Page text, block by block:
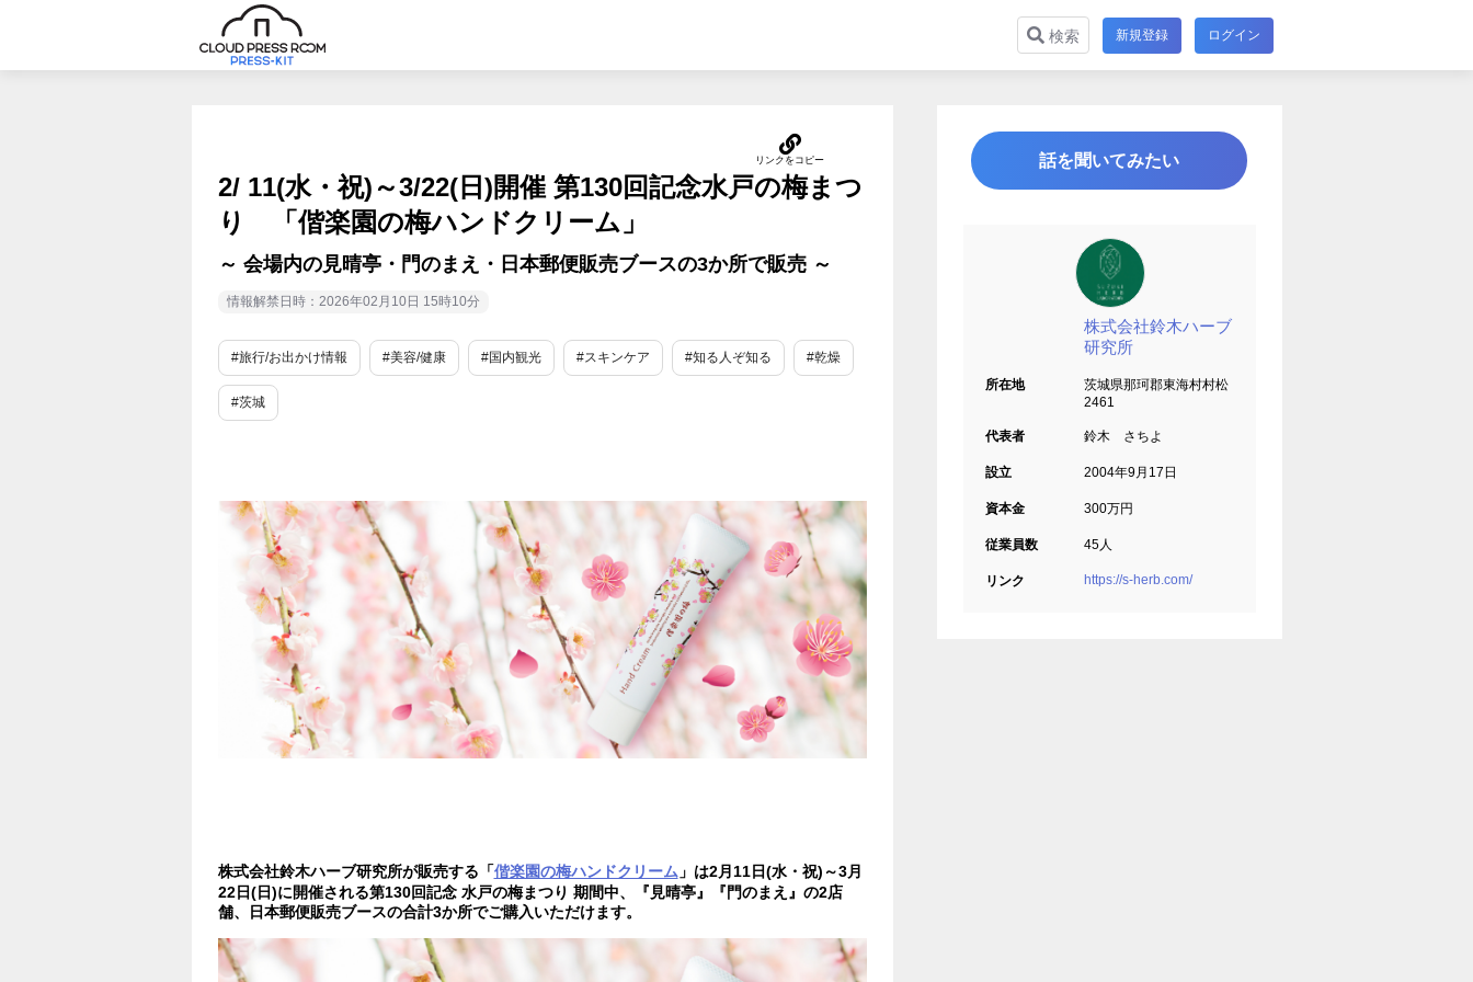
検索 新規登録 ログイン
2/ 11(水・祝)～3/22(日)開催 第130回記念水戸の梅まつ
り 「偕楽園の梅ハンドクリーム」
～ 会場内の見晴亭・門のまえ・日本郵便販売ブースの3か所で販売 ～
情報解禁日時：2026年02月10日 15時10分
#旅行/お出かけ情報 #美容/健康 #国内観光 #スキンケア #知る人ぞ知る #乾燥
#茨城
株式会社鈴木ハーブ研究所が販売する「 偕楽園の梅ハンドクリーム」は2月11日(水・祝)～3月
22日(日)に開催される第130回記念 水戸の梅まつり 期間中、『見晴亭』『門のまえ』の2店
舗、日本郵便販売ブースの合計3か所でご購入いただけます。
話を聞いてみたい
株式会社鈴木ハーブ
研究所
所在地
茨城県那珂郡東海村村松
2461
代表者 鈴木 さちよ
設立 2004年9月17日
資本金 300万円
従業員数 45人
リンク https://s-herb.com/